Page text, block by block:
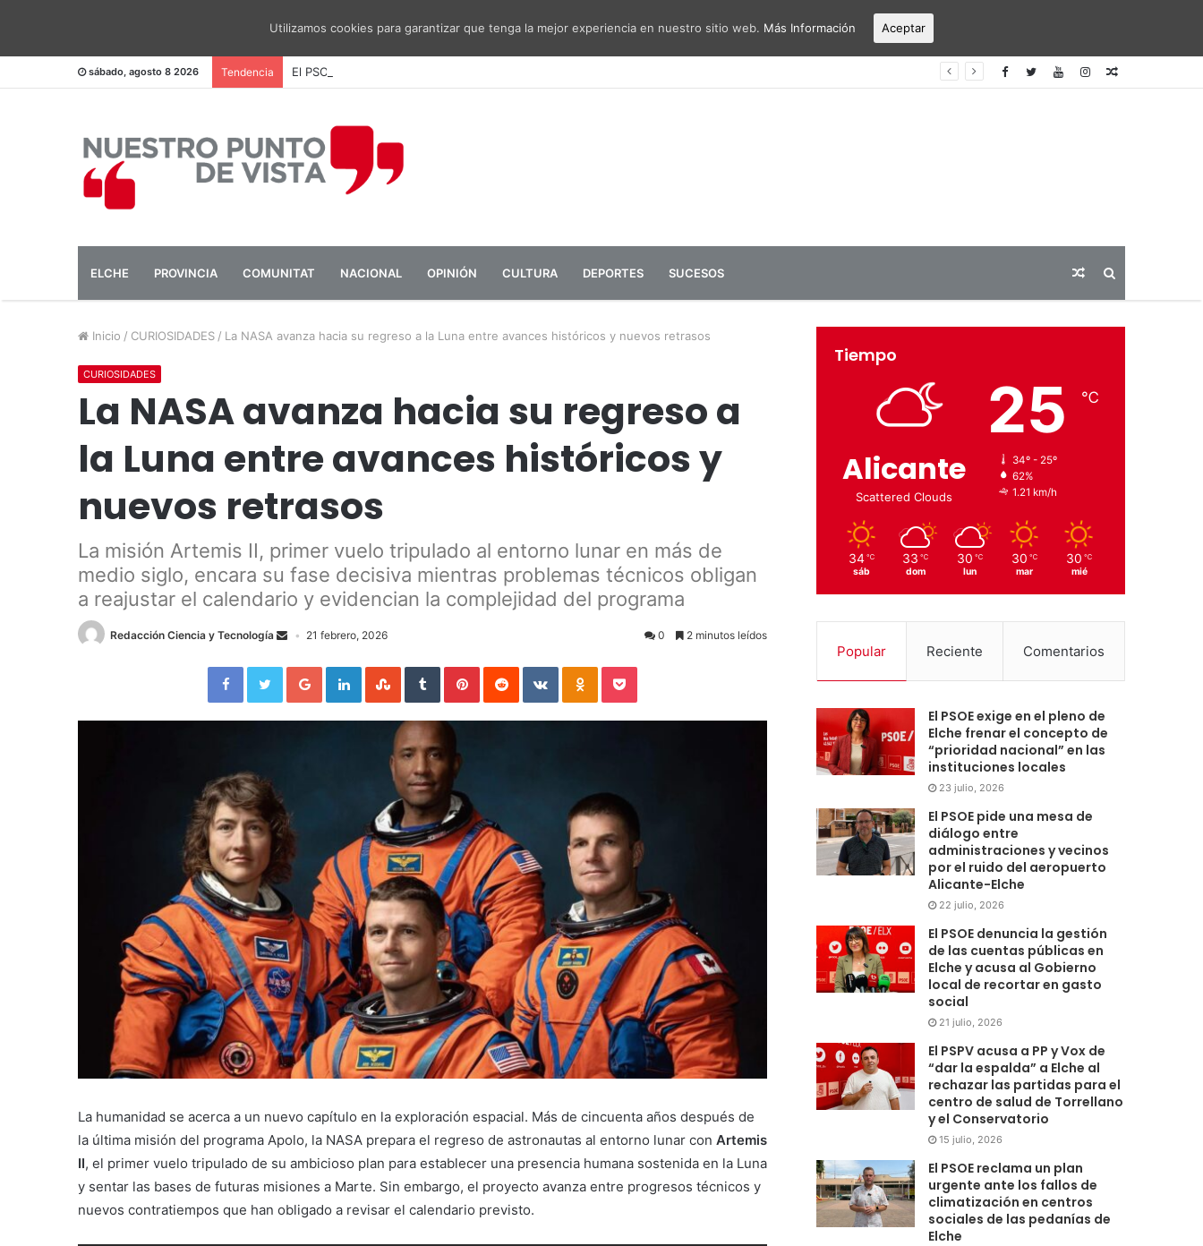
sábado, agosto 8 2026 Tendencia El PSOE pide una mesa de diálogo entre administraciones y vecinos por el ruido del aeropuerto Alicante-Elche Articulo
ELCHE PROVINCIA COMUNITAT NACIONAL OPINIÓN CULTURA DEPORTES SUCESOS Articulo
aleatorio
Inicio / CURIOSIDADES / La NASA avanza hacia su regreso a la Luna entre avances históricos y nuevos retrasos
CURIOSIDADES
La NASA avanza hacia su regreso a
la Luna entre avances históricos y
nuevos retrasos
La misión Artemis II, primer vuelo tripulado al entorno lunar en más de
medio siglo, encara su fase decisiva mientras problemas técnicos obligan
a reajustar el calendario y evidencian la complejidad del programa
Redacción Ciencia y Tecnología 21 febrero, 2026 0 2 minutos leídos
Facebook Twitter Google+ LinkedIn StumbleUpon Tumblr Pinterest Reddit VKontakte
La humanidad se acerca a un nuevo capítulo en la exploración espacial. Más de cincuenta años después de
la última misión del programa Apolo, la NASA prepara el regreso de astronautas al entorno lunar con Artemis
II, el primer vuelo tripulado de su ambicioso plan para establecer una presencia humana sostenida en la Luna
y sentar las bases de futuras misiones a Marte. Sin embargo, el proyecto avanza entre progresos técnicos y
nuevos contratiempos que han obligado a revisar el calendario previsto.
Tiempo
Alicante
Scattered Clouds
25 ℃
34º - 25º
62%
1.21 km/h
34 ℃
sáb
33 ℃
dom
30 ℃
lun
30 ℃
mar
30 ℃
mié
Popular Reciente Comentarios
El PSOE exige en el pleno de
Elche frenar el concepto de
“prioridad nacional” en las
instituciones locales
23 julio, 2026
El PSOE pide una mesa de
diálogo entre
administraciones y vecinos
por el ruido del aeropuerto
Alicante-Elche
22 julio, 2026
El PSOE denuncia la gestión
de las cuentas públicas en
Elche y acusa al Gobierno
local de recortar en gasto
social
21 julio, 2026
El PSPV acusa a PP y Vox de
“dar la espalda” a Elche al
rechazar las partidas para el
centro de salud de Torrellano
y el Conservatorio
15 julio, 2026
El PSOE reclama un plan
urgente ante los fallos de
climatización en centros
sociales de las pedanías de
Elche
Utilizamos cookies para garantizar que tenga la mejor experiencia en nuestro sitio web. Más Información Aceptar